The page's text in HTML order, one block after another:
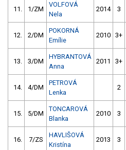
11. 1/ZM
VOLFOVÁ
Nela
2014 3
12. 2/DM
POKORNÁ
Emílie
2010 3+
13. 3/DM
HYBRANTOVÁ
Anna
2011 3+
14. 4/DM
PETROVÁ
Lenka
2
15. 5/DM
TONCAROVÁ
Blanka
2010 3
16. 7/ZS
HAVLIŠOVÁ
Kristína
2013 3